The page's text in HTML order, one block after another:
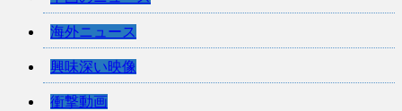
海外ニュース
興味深い映像
衝撃動画